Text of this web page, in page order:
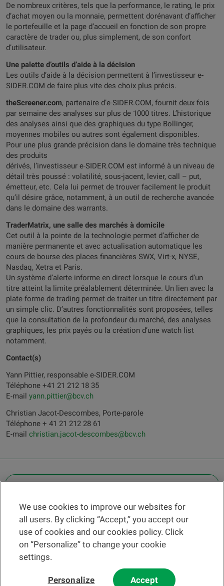
De nombreux critères, tels que la performance, le rating, le prix
d’achat moyen ou la monnaie, permettent dorénavant d’afficher
le portefeuille et la page d’accueil en fonction de son propre
caractère de trader ou, plus simplement, de son confort
d’utilisateur.
Une palette d’outils d’aide à la décision
Les outils d’aide à la décision permettent à l’investisseur e-
SIDER.COM de faire plus vite des choix plus précis.
theScreener.com, partenaire d’e-SIDER.COM, fournit deux fois
par semaine des analyses sur plus de 1000 titres. L’historique
des analyses ainsi que des graphiques du type Bollinger,
moyennes mobiles ou autres sont également disponibles.
Pour une plus grande précision dans le domaine très technique
des produits
dérivés, l’investisseur e-SIDER.COM est informé à un niveau de
détail très poussé : volatilité, sous-jacent, levier, call – put,
émetteur, etc. Cela lui permet de trouver facilement le produit
qu’il désire grâce, notamment, à un outil de recherche avancée
dans le domaine des warrants.
TraderMatrix, une salle des marchés à domicile
Cet outil à la pointe de la technologie permet d’afficher de
manière permanente et avec actualisation automatique les
cours de bourse des places financières SWX, Virt-x, NYSE,
Nasdaq, Xetra et Paris.
Un système d’alerte informe en direct lorsque le cours d’un
titre atteint la limite préalablement déterminée. Un lien avec la
plate-forme de trading permet de traiter un titre directement par
un simple clic. D’autres fonctionnalités sont proposées, telles
que la consultation de la profondeur du marché, des analyses
graphiques, les prix payés ou la création d’une watch list
notamment.
Contact(s)
Yann Pittier, responsable e-SIDER.COM
Téléphone +41 21 212 18 35
E-mail yann.pittier@bcv.ch
Christian Jacot-Descombes, Porte-parole
Téléphone + 41 21 212 28 61
E-mail christian.jacot-descombes@bcv.ch
Find a branch
Help and contact
News
We use cookies to improve our websites for
all users. By clicking “Accept,” you accept our
use of cookies and our cookies policy. Click
on “Personalize” to change your cookie
settings.
Personalize Accept